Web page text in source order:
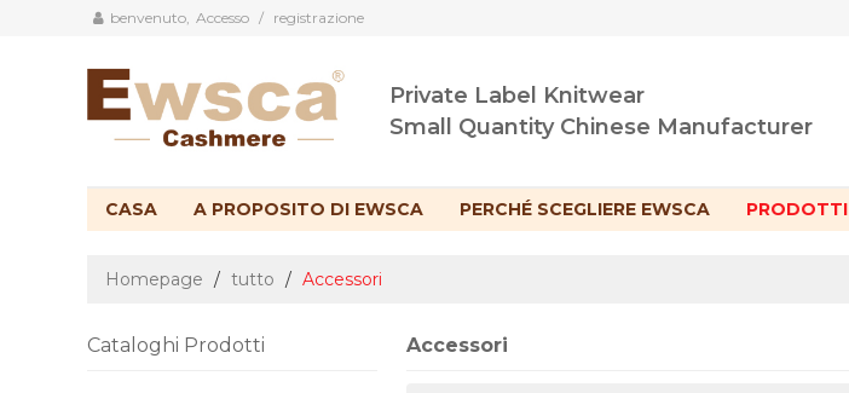
benvenuto, Accesso / registrazione
Private Label Knitwear
Small Quantity Chinese Manufacturer
CASA A PROPOSITO DI EWSCA PERCHÉ SCEGLIERE EWSCA PRODOTTI
Homepage / tutto / Accessori
Cataloghi Prodotti Accessori